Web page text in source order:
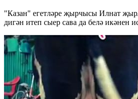
"Казан" егетләре җырчысы Илнат
дигән итеп сыер сава да белә икәнен